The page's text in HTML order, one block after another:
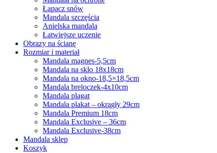
Łapacz snów
Mandala szczęścia
Anielska mandala
Łatwiejsze uczenie
Obrazy na ścianę
Rozmiar i materiał
Mandala magnes-5,5cm
Mandala na sklo 18x18cm
Mandala na okno-18,5×18,5cm
Mandala breloczek-4x10cm
Mandala plagat
Mandala plakat – okrągły 29cm
Mandala Premium 18cm
Mandala Exclusive – 36cm
Mandala Exclusive-38cm
Mandala sklep
Koszyk